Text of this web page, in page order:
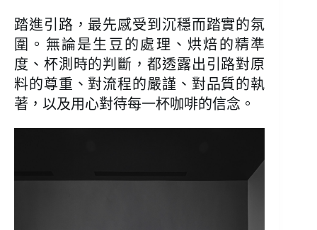
踏進引路，最先感受到沉穩而踏實的氛
圍。無論是生豆的處理、烘焙的精準
度、杯測時的判斷，都透露出引路對原
料的尊重、對流程的嚴謹、對品質的執
著，以及用心對待每一杯咖啡的信念。